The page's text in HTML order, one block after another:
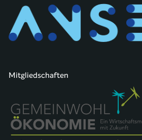
Mitgliedschaften